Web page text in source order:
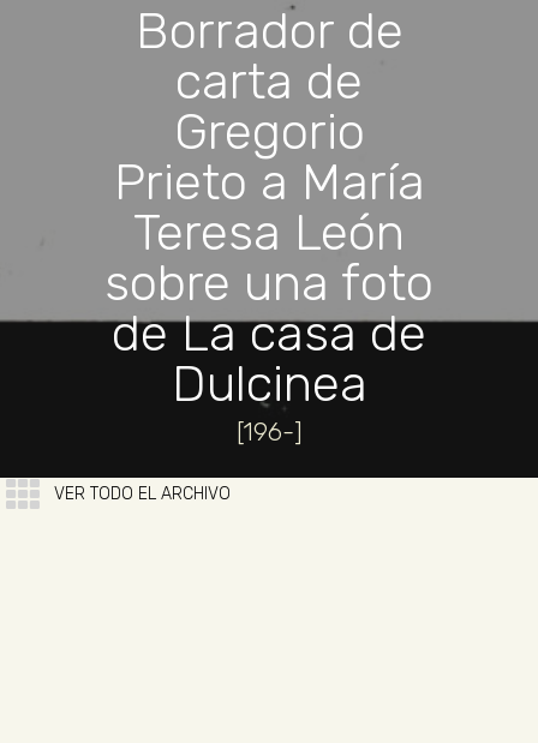
Borrador de
carta de
Gregorio
Prieto a María
Teresa León
sobre una foto
de La casa de
Dulcinea
[196-]
VER TODO EL ARCHIVO